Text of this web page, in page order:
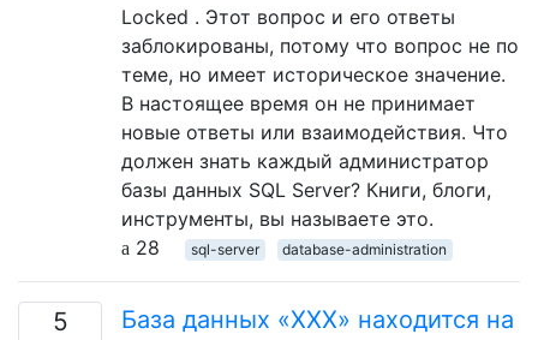
Locked . Этот вопрос и его ответы
заблокированы, потому что вопрос не по
теме, но имеет историческое значение.
В настоящее время он не принимает
новые ответы или взаимодействия. Что
должен знать каждый администратор
базы данных SQL Server? Книги, блоги,
инструменты, вы называете это.
28
sql-server database-administration
5
База данных «ХХХ» находится на